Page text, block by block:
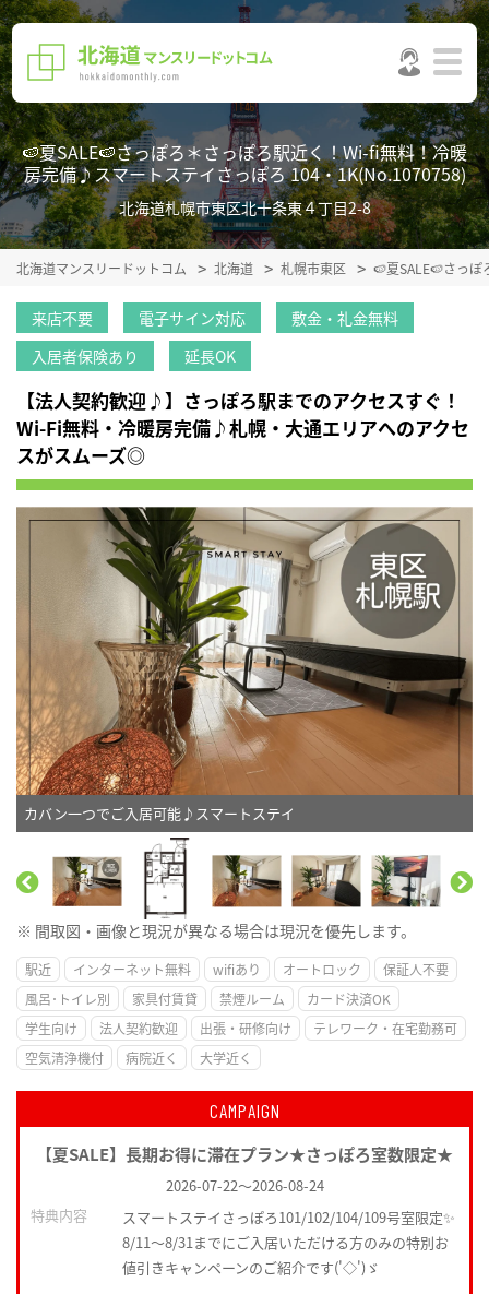
🍉夏SALE🍉さっぽろ＊さっぽろ駅近く！Wi-fi無料！冷暖
房完備♪スマートステイさっぽろ 104・1K(No.1070758)
北海道札幌市東区北十条東４丁目2-8
北海道マンスリードットコム 北海道 札幌市東区 🍉夏SALE🍉さっ
来店不要 電子サイン対応
敷金・礼金無料
入居者保険あり
延長OK
【法人契約歓迎♪】さっぽろ駅までのアクセスすぐ！
Wi-Fi無料・冷暖房完備♪札幌・大通エリアへのアクセ
スがスムーズ◎
カバン一つでご入居可能♪スマートステイ
※ 間取図・画像と現況が異なる場合は現況を優先します。
駅近 インターネット無料 wifiあり オートロック
保証人不要
風呂･トイレ別
家具付賃貸 禁煙ルーム
カード決済OK
学生向け
法人契約歓迎 出張・研修向け
テレワーク・在宅勤務可
空気清浄機付
病院近く 大学近く
CAMPAIGN
【夏SALE】長期お得に滞在プラン★さっぽろ室数限定★
2026-07-22～2026-08-24
特典内容
スマートステイさっぽろ101/102/104/109号室限定✨
8/11～8/31までにご入居いただける方のみの特別お
値引きキャンペーンのご紹介です('◇')ゞ